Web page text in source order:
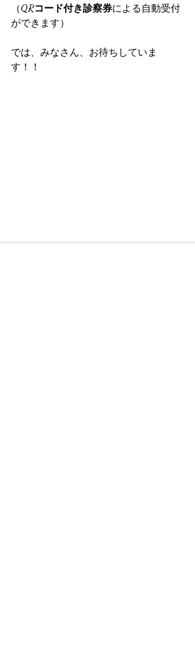
（QRコード付き診察券による自動受付
ができます）
では、みなさん、お待ちしていま
す！！